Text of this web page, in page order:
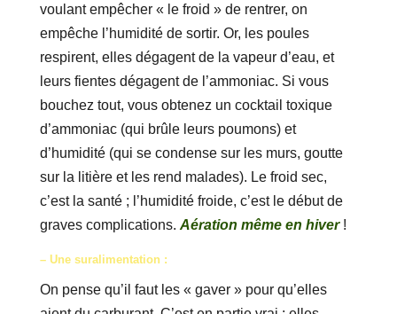
voulant empêcher « le froid » de rentrer, on
empêche l’humidité de sortir. Or, les poules
respirent, elles dégagent de la vapeur d’eau, et
leurs fientes dégagent de l’ammoniac. Si vous
bouchez tout, vous obtenez un cocktail toxique
d’ammoniac (qui brûle leurs poumons) et
d’humidité (qui se condense sur les murs, goutte
sur la litière et les rend malades). Le froid sec,
c’est la santé ; l’humidité froide, c’est le début de
graves complications. Aération même en hiver!
– Une suralimentation :
On pense qu’il faut les « gaver » pour qu’elles